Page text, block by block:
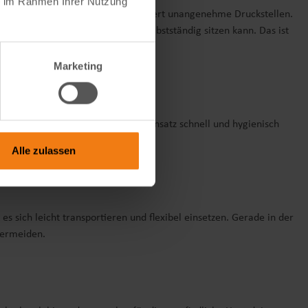
Marketing
Alle zulassen
Sitzhaltung und verhindert unangenehme Druckstellen.
sodass dein Kind selbstständig sitzen kann. Das ist
Innenbehälter. Du kannst den Einsatz schnell und hygienisch
Nutzung.
sich leicht transportieren und flexibel einsetzen. Gerade in der